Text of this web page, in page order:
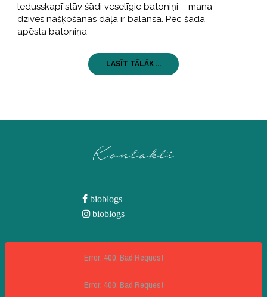
ledusskapī stāv šādi veselīgie batoniņi – mana
dzīves našķošanās daļa ir balansā. Pēc šāda
apēsta batoniņa –
LASĪT TĀLĀK ...
Kontakti
bioblogs
bioblogs
Error: 400: Bad Request
Error: 400: Bad Request